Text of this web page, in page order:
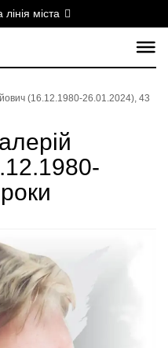
міста
(16.12.1980-26.01.2024), 43